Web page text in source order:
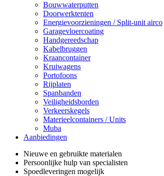
Bouwwaterputten
Doorwerktenten
Energievoorzieningen / Split-unit airco
Garagevloercoating
Handgereedschap
Kabelbruggen
Kraancontainer
Kruiwagens
Portofoons
Rijplaten
Spanbanden
Veiligheidsborden
Verkeerskegels
Materieelcontainers / Units
Muba
Aanbiedingen
Nieuwe en gebruikte materialen
Persoonlijke hulp van specialisten
Spoedleveringen mogelijk